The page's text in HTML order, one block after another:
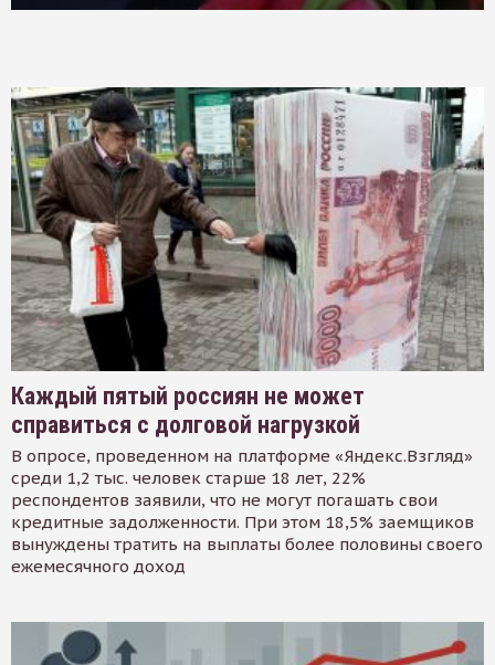
Каждый пятый россиян не может
справиться с долговой нагрузкой
В опросе, проведенном на платформе «Яндекс.Взгляд»
среди 1,2 тыс. человек старше 18 лет, 22%
респондентов заявили, что не могут погашать свои
кредитные задолженности. При этом 18,5% заемщиков
вынуждены тратить на выплаты более половины своего
ежемесячного доход